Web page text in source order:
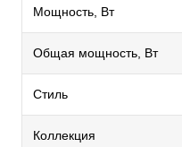
Мощность, Вт
Общая мощность, Вт
Стиль
Коллекция